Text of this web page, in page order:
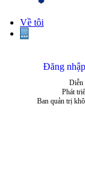
Về tôi
...
Đăng nhập
Diễn
Phát
Ban quản trị